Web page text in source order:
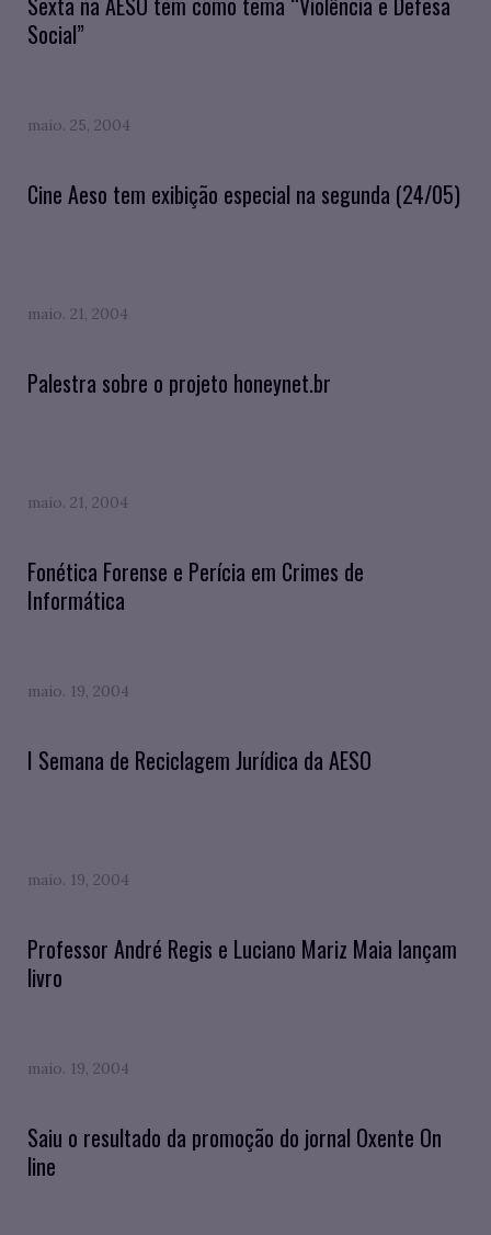
Social”
maio. 25, 2004
Cine Aeso tem exibição especial na segunda (24/05)
maio. 21, 2004
Palestra sobre o projeto honeynet.br
maio. 21, 2004
Fonética Forense e Perícia em Crimes de
Informática
maio. 19, 2004
I Semana de Reciclagem Jurídica da AESO
maio. 19, 2004
Professor André Regis e Luciano Mariz Maia lançam
livro
maio. 19, 2004
Saiu o resultado da promoção do jornal Oxente On
line